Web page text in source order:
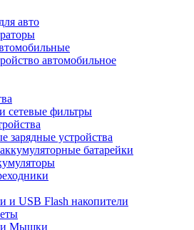
авто
автомобильное
сетевые фильтры
зарядные устройства
батарейки
и USB Flash накопители
и Мышки